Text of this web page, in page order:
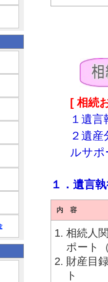
[ 相続
１遺
２遺
ルサ
１．遺言
内 容
相続人
ポート
財産目
ト